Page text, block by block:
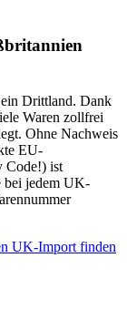
Drittland. Dank
Waren zollfrei
Ohne Nachweis
EU-
Code!) ist
bei jedem UK-
UK-Import finden